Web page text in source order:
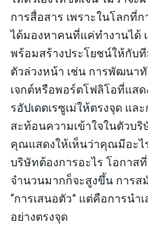
การสื่อสาร เพราะในโลกที่
ได้มองหาคนที่แค่ทำงานได้
พร้อมสร้างประโยชน์ให้กับ
ตัวล่วงหน้า เช่น การพัฒนา
เจกต์หรือพอร์ตโฟลิโอที่แส
รอัปเดตเรซูเม่ให้ตรงจุด แ
สะท้อนความเข้าใจในตัวบ
คุณแสดงให้เห็นว่าคุณมีอะไ
บริษัทต้องการอะไร โอกา
จำนวนมากก็จะสูงขึ้น การส
“การเสนอตัว” แต่คือการน
อย่างตรงจุด